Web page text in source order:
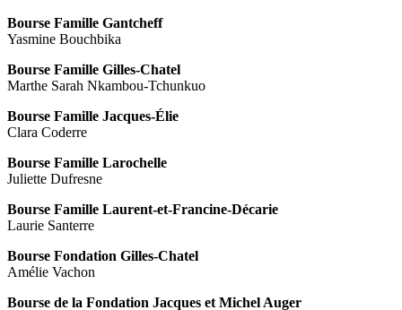
Bourse Famille Gantcheff
Yasmine Bouchbika
Bourse Famille Gilles-Chatel
Marthe Sarah Nkambou-Tchunkuo
Bourse Famille Jacques-Élie
Clara Coderre
Bourse Famille Larochelle
Juliette Dufresne
Bourse Famille Laurent-et-Francine-Décarie
Laurie Santerre
Bourse Fondation Gilles-Chatel
Amélie Vachon
Bourse de la Fondation Jacques et Michel Auger